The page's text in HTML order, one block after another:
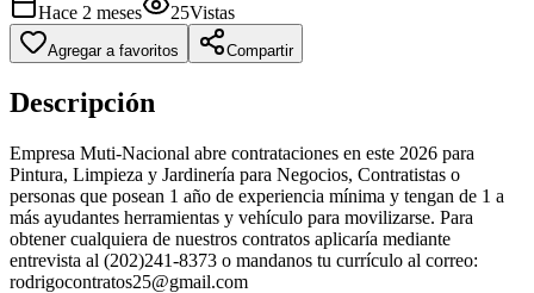
Hace 2 meses
25Vistas
Agregar a favoritos Compartir
Descripción
Empresa Muti-Nacional abre contrataciones en este 2026 para
Pintura, Limpieza y Jardinería para Negocios, Contratistas o
personas que posean 1 año de experiencia mínima y tengan de 1 a
más ayudantes herramientas y vehículo para movilizarse. Para
obtener cualquiera de nuestros contratos aplicaría mediante
entrevista al (202)241-8373 o mandanos tu currículo al correo:
rodrigocontratos25@gmail.com